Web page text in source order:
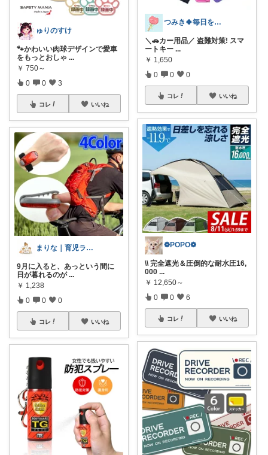
ゅりのすけ
🐾かわいい肉球デザインで愛車
をもっとおしゃ ...
￥ 750～
0 0 3
コレ いいね
まりな｜育児ラクする便利グッズ 🌸
9月に入ると、あっという間に
日が暮れるのが ...
￥ 1,238
0 0 0
コレ いいね
つみき🍀毎日をご機嫌にする♡
＼🚗カー用品／ 盗難対策! スマ
ートキー ...
￥ 1,650
0 0 0
コレ いいね
❁POPO❁
\\ 完全遮光＆圧倒的な耐水圧16,
000 ...
￥ 12,650～
0 0 6
コレ いいね